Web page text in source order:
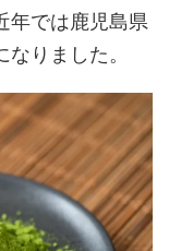
年では鹿児島県
りました。